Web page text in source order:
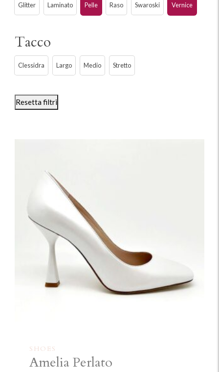
Glitter Laminato Pelle Raso Swaroski Vernice
Tacco
Clessidra Largo Medio Stretto
Resetta filtri
SHOES
Amelia Perlato